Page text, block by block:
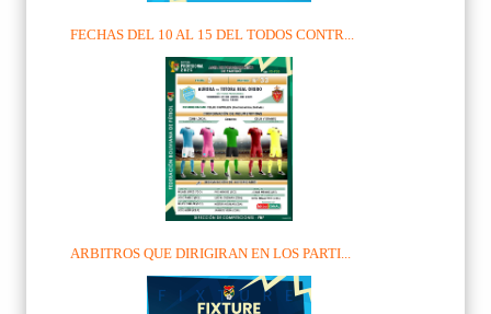
FECHAS DEL 10 AL 15 DEL TODOS CONTR...
ARBITROS QUE DIRIGIRAN EN LOS PARTI...